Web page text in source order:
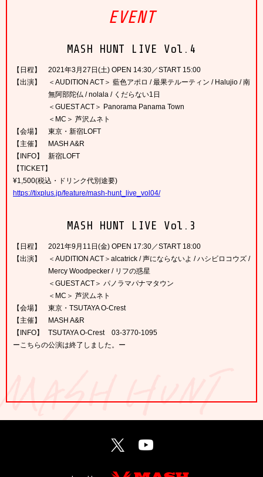
EVENT
MASH HUNT LIVE Vol.4
【日程】
2021年3月27日(土) OPEN 14:30／START 15:00
【出演】
＜AUDITION ACT＞ 藍色アポロ / 最果テルーティン / Halujio / 南
無阿部陀仏 / nolala / くだらない1日
＜GUEST ACT＞ Panorama Panama Town
＜MC＞ 芦沢ムネト
【会場】
東京・新宿LOFT
【主催】
MASH A&R
【INFO】
新宿LOFT
【TICKET】
¥1,500(税込・ドリンク代別途要)
https://tixplus.jp/feature/mash-hunt_live_vol04/
MASH HUNT LIVE Vol.3
【日程】
2021年9月11日(金) OPEN 17:30／START 18:00
【出演】
＜AUDITION ACT＞alcatrick / 声にならないよ / ハシビロコウズ /
Mercy Woodpecker / リフの惑星
＜GUEST ACT＞ パノラマパナマタウン
＜MC＞ 芦沢ムネト
【会場】
東京・TSUTAYA O-Crest
【主催】
MASH A&R
【INFO】
TSUTAYA O-Crest 03-3770-1095
ーこちらの公演は終了しました。ー